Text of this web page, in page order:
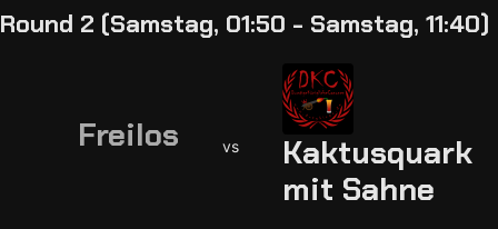
Round 2 (Samstag, 01:50 - Samstag, 11:40)
Freilos vs
Kaktusquark
mit Sahne